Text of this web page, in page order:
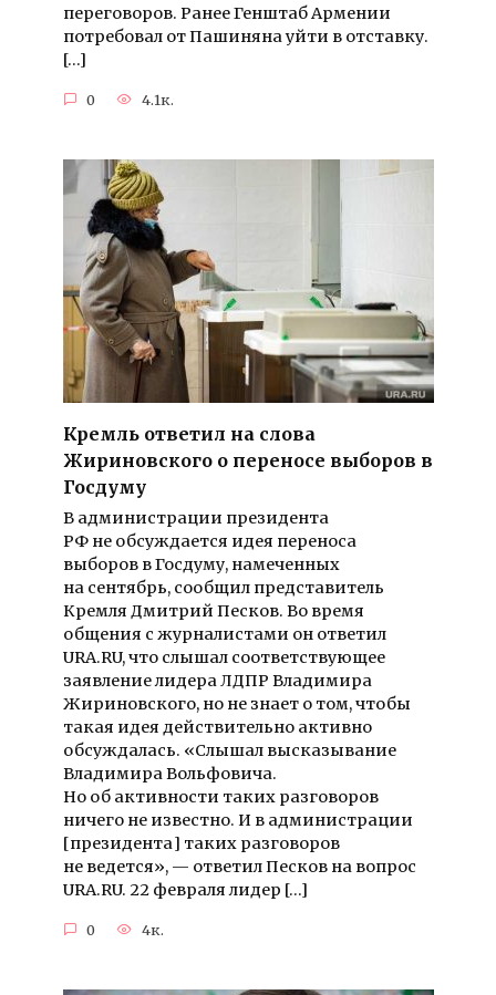
переговоров. Ранее Генштаб Армении
потребовал от Пашиняна уйти в отставку.
[…]
0 4.1к.
Кремль ответил на слова
Жириновского о переносе выборов в
Госдуму
В администрации президента
РФ не обсуждается идея переноса
выборов в Госдуму, намеченных
на сентябрь, сообщил представитель
Кремля Дмитрий Песков. Во время
общения с журналистами он ответил
URA.RU, что слышал соответствующее
заявление лидера ЛДПР Владимира
Жириновского, но не знает о том, чтобы
такая идея действительно активно
обсуждалась. «Слышал высказывание
Владимира Вольфовича.
Но об активности таких разговоров
ничего не известно. И в администрации
[президента] таких разговоров
не ведется», — ответил Песков на вопрос
URA.RU. 22 февраля лидер […]
0 4к.